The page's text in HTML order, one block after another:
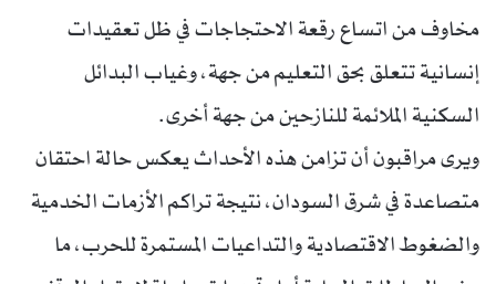
مخاوف من اتساع رقعة الاحتجاجات في ظل تعقيدات
إنسانية تتعلق بحق التعليم من جهة، وغياب البدائل
السكنية الملائمة للنازحين من جهة أخرى.
ويرى مراقبون أن تزامن هذه الأحداث يعكس حالة احتقان
متصاعدة في شرق السودان، نتيجة تراكم الأزمات الخدمية
والضغوط الاقتصادية والتداعيات المستمرة للحرب، ما